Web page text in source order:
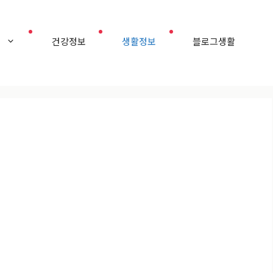
건강정보 생활정보 블로그생활